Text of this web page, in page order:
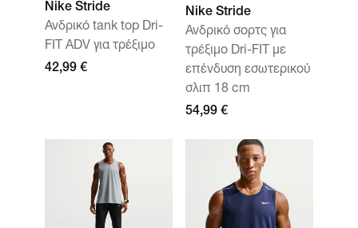
Nike Stride
Ανδρικό tank top Dri-
FIT ADV για τρέξιμο
42,99 €
Nike Stride
Ανδρικό σορτς για
τρέξιμο Dri-FIT με
επένδυση εσωτερικού
σλιπ 18 cm
54,99 €